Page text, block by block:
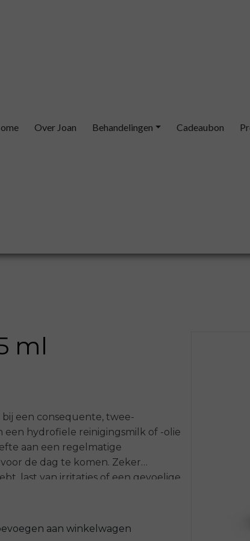
Over Joan Behandelingen Cadeaubon
ml
een consequente, twee-
een hydrofiele reinigingsmilk of -olie
aan een regelmatige
de dag te komen. Zeker
last van irritaties of een gevoelige
met twee
aan winkelwagen